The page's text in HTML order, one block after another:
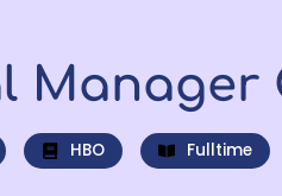
Manager
HBO Fulltime